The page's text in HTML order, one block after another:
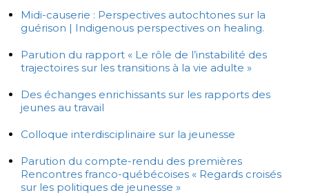
Midi-causerie : Perspectives autochtones sur la
guérison | Indigenous perspectives on healing.
Parution du rapport « Le rôle de l’instabilité des
trajectoires sur les transitions à la vie adulte »
Des échanges enrichissants sur les rapports des
jeunes au travail
Colloque interdisciplinaire sur la jeunesse
Parution du compte-rendu des premières
Rencontres franco-québécoises « Regards croisés
sur les politiques de jeunesse »